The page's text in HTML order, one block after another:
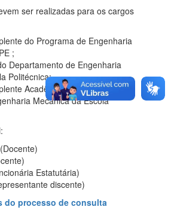
ser realizadas para os cargos
do Programa de Engenharia
;
Departamento de Engenharia
Politécnica;
Acadêmico do Curso de
Mecânica da Escola
Estatutária)
discente)
do processo de consulta